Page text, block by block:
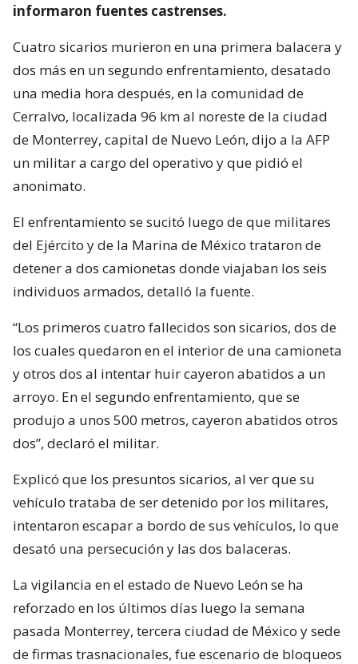
informaron fuentes castrenses.
Cuatro sicarios murieron en una primera balacera y
dos más en un segundo enfrentamiento, desatado
una media hora después, en la comunidad de
Cerralvo, localizada 96 km al noreste de la ciudad
de Monterrey, capital de Nuevo León, dijo a la AFP
un militar a cargo del operativo y que pidió el
anonimato.
El enfrentamiento se sucitó luego de que militares
del Ejército y de la Marina de México trataron de
detener a dos camionetas donde viajaban los seis
individuos armados, detalló la fuente.
“Los primeros cuatro fallecidos son sicarios, dos de
los cuales quedaron en el interior de una camioneta
y otros dos al intentar huir cayeron abatidos a un
arroyo. En el segundo enfrentamiento, que se
produjo a unos 500 metros, cayeron abatidos otros
dos”, declaró el militar.
Explicó que los presuntos sicarios, al ver que su
vehículo trataba de ser detenido por los militares,
intentaron escapar a bordo de sus vehículos, lo que
desató una persecución y las dos balaceras.
La vigilancia en el estado de Nuevo León se ha
reforzado en los últimos días luego la semana
pasada Monterrey, tercera ciudad de México y sede
de firmas trasnacionales, fue escenario de bloqueos